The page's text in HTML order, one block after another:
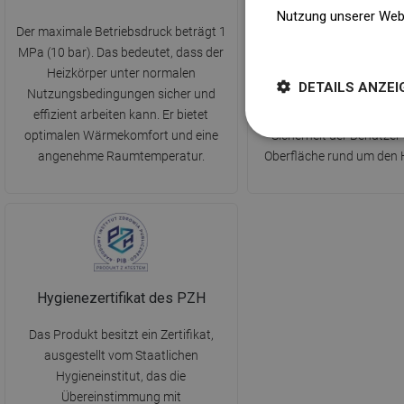
Der maximale Betriebsdruck beträgt 1
MPa (10 bar). Das bedeutet, dass der
Heizkörper unter normalen
Nutzungsbedingungen sicher und
effizient arbeiten kann. Er bietet
optimalen Wärmekomfort und eine
angenehme Raumtemperatur.
eine effektive und
Sicherheit der Benutzer
Oberfläche rund um den
Hygienezertifikat des PZH
Das Produkt besitzt ein Zertifikat,
ausgestellt vom Staatlichen
Hygieneinstitut, das die
Übereinstimmung mit
Nutzung unserer
DETAILS